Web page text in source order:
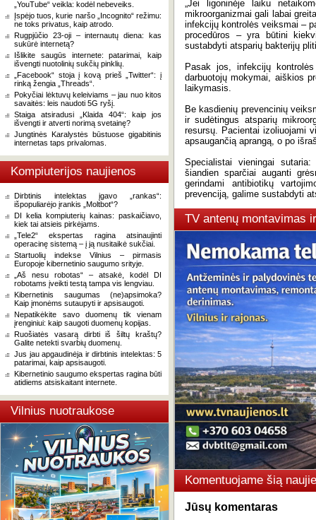
„YouTube“ veikla: kodėl nebeveiks.
Įspėjo tuos, kurie naršo „Incognito“ režimu:
ne toks privatus, kaip atrodo.
Rugpjūčio 23-oji – internautų diena: kas
sukūrė internetą?
Išlikite saugūs internete: patarimai, kaip
išvengti nuotolinių sukčių pinklių.
„Facebook“ stoja į kovą prieš „Twitter“: į
rinką žengia „Threads“.
Pokyčiai lėktuvų keleiviams – jau nuo kitos
savaitės: leis naudoti 5G ryšį.
Staiga atsiradusi „Klaida 404“: kaip jos
išvengti ir atverti norimą svetainę?
Jungtinės Karalystės būstuose gigabitinis
internetas taps privalomas.
Kompiuterijos naujienos
Dirbtinis intelektas įgavo „rankas“:
išpopuliarėjo įrankis „Moltbot“?
DI kelia kompiuterių kainas: paskaičiavo,
kiek tai atsieis pirkėjams.
„Tele2“ ekspertas ragina atsinaujinti
operacinę sistemą – į ją nusitaikė sukčiai.
Startuolių indekse Vilnius – pirmasis
Europoje kibernetinio saugumo srityje.
„Aš nesu robotas“ – atsakė, kodėl DI
robotams įveikti testą tampa vis lengviau.
Kibernetinis saugumas (ne)apsimoka?
Kaip įmonėms sutaupyti ir apsisaugoti.
Nepatikėkite savo duomenų tik vienam
įrenginiui: kaip saugoti duomenų kopijas.
Ruošiatės vasarą dirbti iš šiltų kraštų?
Galite netekti svarbių duomenų.
Jus jau apgaudinėja ir dirbtinis intelektas: 5
patarimai, kaip apsisaugoti.
Kibernetinio saugumo ekspertas ragina būti
atidiems atsiskaitant internete.
Vilnius nuotraukose
„Jei ligoninėje laiku
mikroorganizmai gali labai
infekcijų kontrolės veiksmai –
procedūros – yra būtini
sustabdyti atsparių bakterijų
Pasak jos, infekcijų
darbuotojų mokymai, aiškios
laikymasis.
Be kasdienių prevencinių
ir sudėtingus atsparių
resursų. Pacientai izoliuojami
apsaugančią aprangą, o po
Specialistai vieningai
šiandien sparčiai auganti
gerindami antibiotikų
prevenciją, galime sustabdyti
TV antenų montavimas
Komentuojame šią
Jūsų komentaras